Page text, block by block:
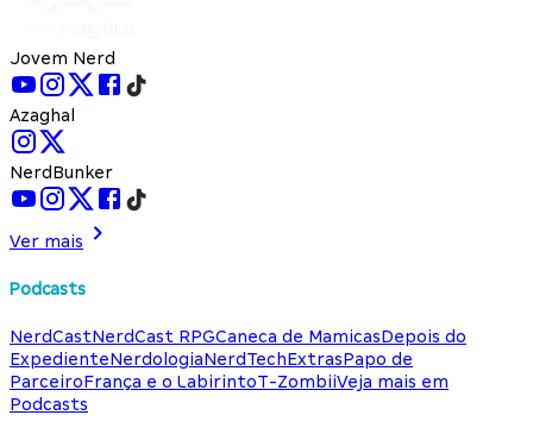
Jovem Nerd
Azaghal
NerdBunker
Ver mais
Podcasts
NerdCastNerdCast RPGCaneca de MamicasDepois do
ExpedienteNerdologiaNerdTechExtrasPapo de
ParceiroFrança e o LabirintoT-ZombiiVeja mais em
Podcasts